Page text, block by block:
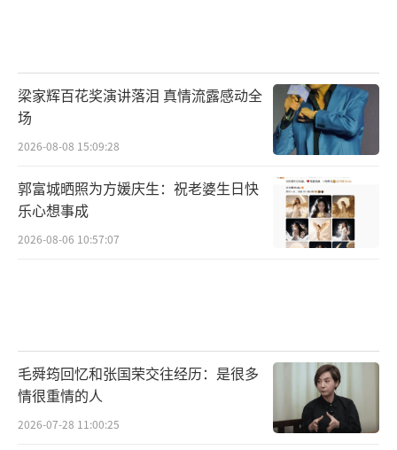
梁家辉百花奖演讲落泪 真情流露感动全
场
2026-08-08 15:09:28
郭富城晒照为方媛庆生：祝老婆生日快
乐心想事成
2026-08-06 10:57:07
毛舜筠回忆和张国荣交往经历：是很多
情很重情的人
2026-07-28 11:00:25